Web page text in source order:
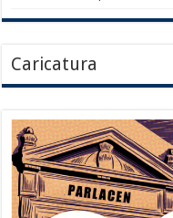
Caricatura